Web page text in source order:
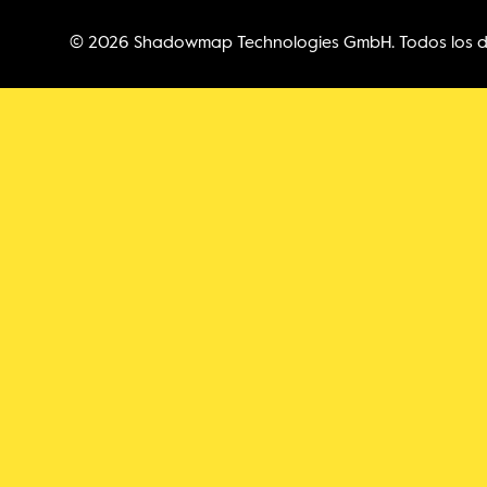
© 2026 Shadowmap Technologies GmbH. Todos los